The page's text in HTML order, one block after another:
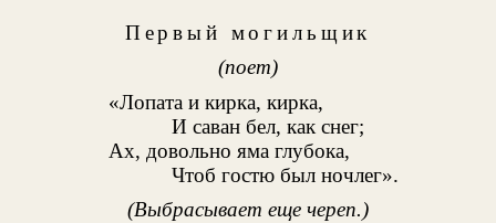
Первый могильщик
(поет)
«Лопата и кирка, кирка,
И саван бел, как снег;
Ах, довольно яма глубока,
Чтоб гостю был ночлег».
(Выбрасывает еще череп.)